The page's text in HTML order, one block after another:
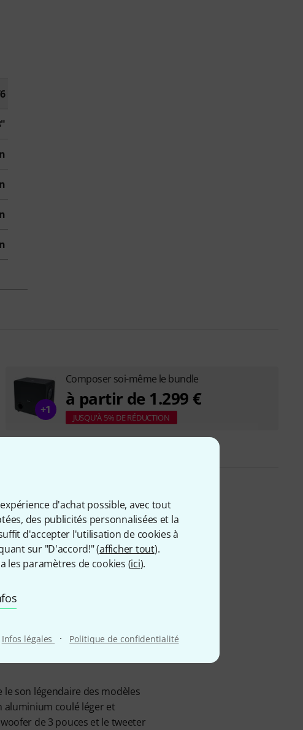
d'achat possible, avec tout
des publicités personnalisées et la
d'accepter l'utilisation de cookies à
sur "D'accord!" (afficher tout).
les paramètres de cookies (ici).
Infos légales · Politique de confidentialité
+1
Composer soi-même le bundle
à partir de 1.299 €
JUSQU'À 5% DE RÉDUCTION
son
son légendaire des modèles
coulé léger et
de 3 pouces et le tweeter